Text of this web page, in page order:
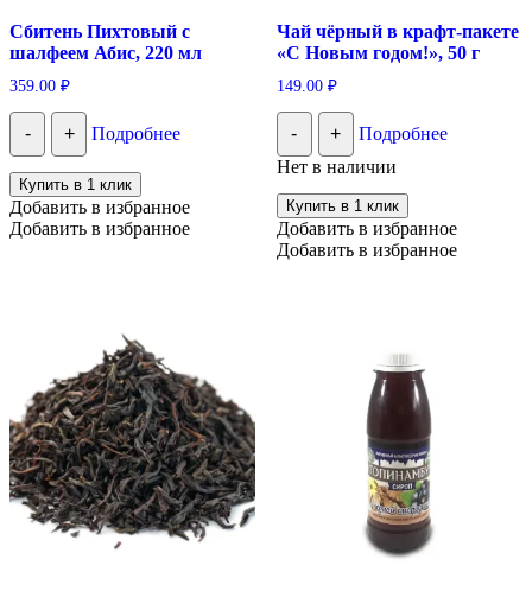
Сбитень Пихтовый с
шалфеем Абис, 220 мл
359.00 ₽
- + Подробнее
Купить в 1 клик
Добавить в избранное
Добавить в избранное
Чай чёрный в крафт-пакете
«С Новым годом!», 50 г
149.00 ₽
- +
Подробнее
Нет в наличии
Купить в 1 клик
Добавить в избранное
Добавить в избранное